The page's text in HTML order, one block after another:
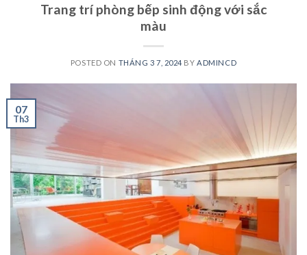
Trang trí phòng bếp sinh động với sắc
màu
POSTED ON THÁNG 3 7, 2024 BYADMINCD
07
Th3